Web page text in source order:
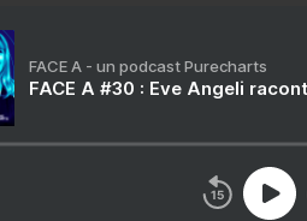
FACE A - un podcast Purecharts
FACE A #30 : Eve Angeli